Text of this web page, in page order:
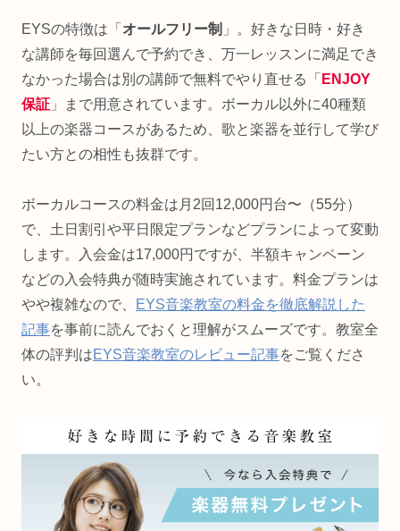
EYSの特徴は「 オールフリー制 」。好きな日時・好き
な講師を毎回選んで予約でき、万一レッスンに満足でき
なかった場合は別の講師で無料でやり直せる「 ENJOY
保証 」まで用意されています。ボーカル以外に40種類
以上の楽器コースがあるため、歌と楽器を並行して学び
たい方との相性も抜群です。
ボーカルコースの料金は月2回12,000円台〜（55分）
で、土日割引や平日限定プランなどプランによって変動
します。入会金は17,000円ですが、半額キャンペーン
などの入会特典が随時実施されています。料金プランは
やや複雑なので、
EYS音楽教室の料金を徹底解説した
記事を事前に読んでおくと理解がスムーズです。教室全
体の評判はEYS音楽教室のレビュー記事をご覧くださ
い。